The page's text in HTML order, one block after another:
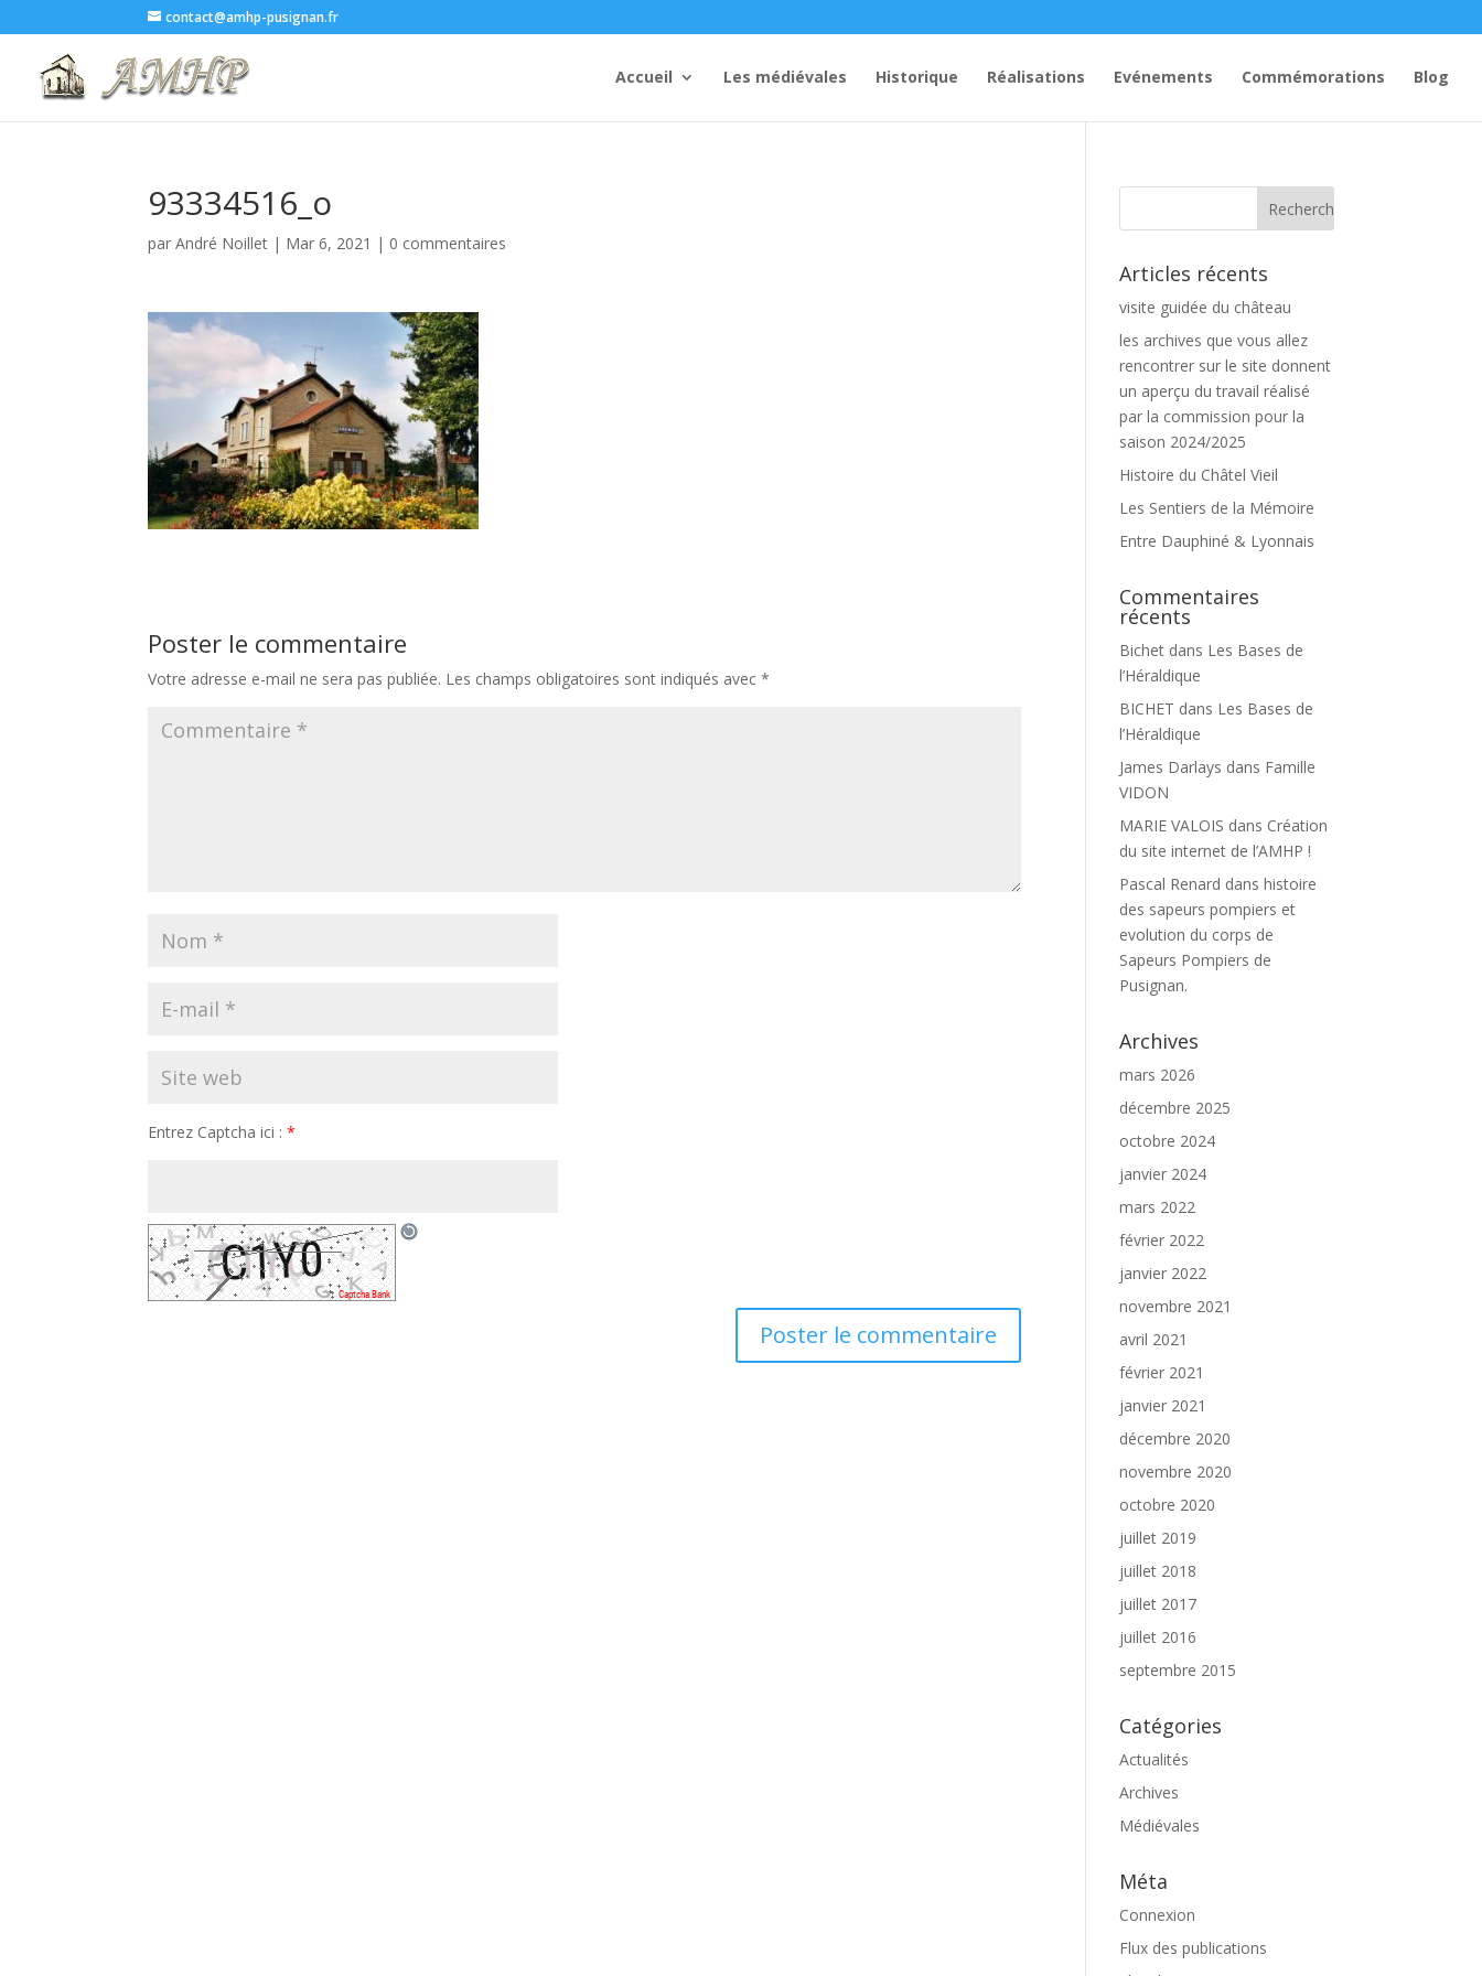
contact@amhp-pusignan.fr
Accueil Les médiévales Historique Réalisations Evénements Commémorations Blog
93334516_o
parAndré Noillet | Mar 6, 2021 | 0 commentaires
Poster le commentaire
Votre adresse e-mail ne sera pas publiée. Les champs obligatoires sont indiqués avec*
Entrez Captcha ici :*
Articles récents
visite guidée du château
les archives que vous allez
rencontrer sur le site donnent
un aperçu du travail réalisé
par la commission pour la
saison 2024/2025
Histoire du Châtel Vieil
Les Sentiers de la Mémoire
Entre Dauphiné & Lyonnais
Commentaires
récents
Bichet dans Les Bases de
l’Héraldique
BICHET dans Les Bases de
l’Héraldique
James Darlays dans Famille
VIDON
MARIE VALOIS dans Création
du site internet de l’AMHP !
Pascal Renard danshistoire
des sapeurs pompiers et
evolution du corps de
Sapeurs Pompiers de
Pusignan.
Archives
mars 2026
décembre 2025
octobre 2024
janvier 2024
mars 2022
février 2022
janvier 2022
novembre 2021
avril 2021
février 2021
janvier 2021
décembre 2020
novembre 2020
octobre 2020
juillet 2019
juillet 2018
juillet 2017
juillet 2016
septembre 2015
Catégories
Actualités
Archives
Médiévales
Méta
Connexion
Flux des publications